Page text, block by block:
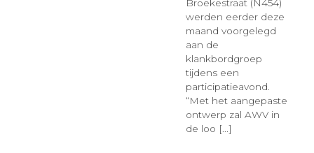
Broekestraat (N454)
werden eerder deze
maand voorgelegd
aan de
klankbordgroep
tijdens een
participatieavond.
“Met het aangepaste
ontwerp zal AWV in
de loo [...]